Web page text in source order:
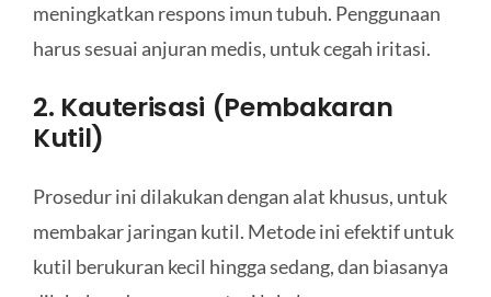
meningkatkan respons imun tubuh. Penggunaan
harus sesuai anjuran medis, untuk cegah iritasi.
2. Kauterisasi (Pembakaran
Kutil)
Prosedur ini dilakukan dengan alat khusus, untuk
membakar jaringan kutil. Metode ini efektif untuk
kutil berukuran kecil hingga sedang, dan biasanya